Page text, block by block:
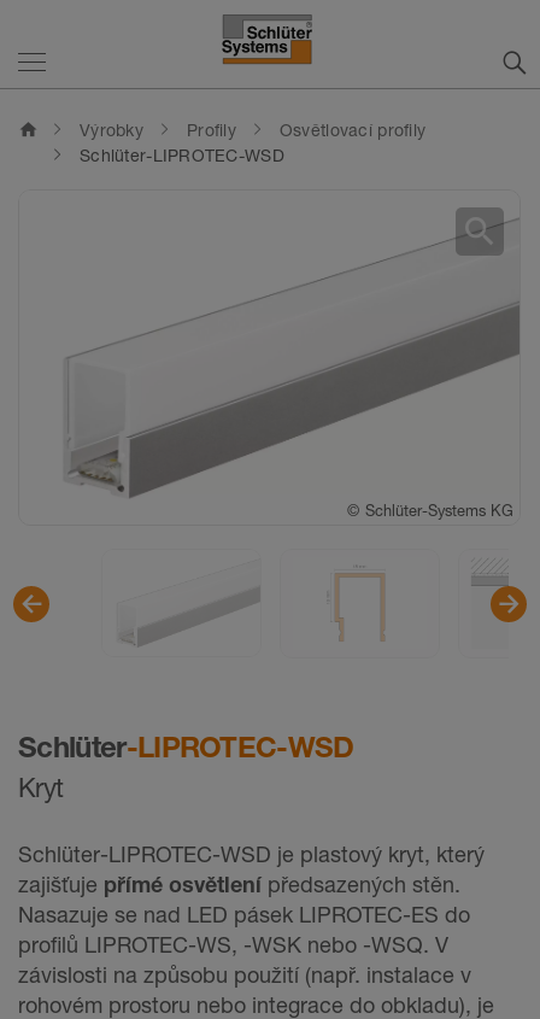
home Výrobky Profily
Osvětlovací profily
Schlüter-LIPROTEC-WSD
Schlüter-LIPROTEC-WSD
Kryt
Schlüter-LIPROTEC-WSD je plastový kryt, který
zajišťuje přímé osvětlení předsazených stěn.
Nasazuje se nad LED pásek LIPROTEC-ES do
profilů LIPROTEC-WS, -WSK nebo -WSQ. V
závislosti na způsobu použití (např. instalace v
rohovém prostoru nebo integrace do obkladu), je
© Schlüter-Systems KG
© Schlüter-Systems KG
© Schlüter-Systems KG
search